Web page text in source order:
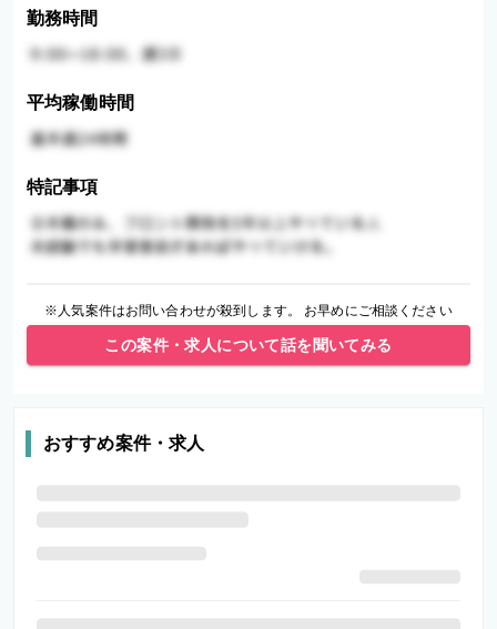
勤務時間
平均稼働時間
特記事項
※人気案件はお問い合わせが殺到します。 お早めにご相談ください
この案件・求人について話を聞いてみる
おすすめ案件・求人